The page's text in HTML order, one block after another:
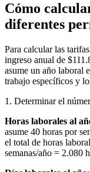
Cómo
diferentes
Para calcular las
ingreso anual de
asume un año laboral
trabajo específicos y
1. Determinar el
Horas laborales al
asume 40 horas por
el total de horas
semanas/año = 2.080